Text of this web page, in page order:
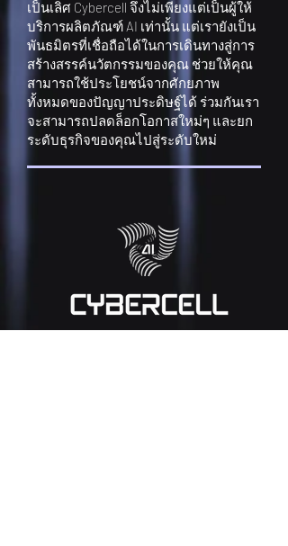
เป็นเลิศ Cybercell จึงไม่เพียงแต่เป็นผู้ให้
บริการผลิตภัณฑ์ AI เท่านั้น แต่เรายังเป็น
พันธมิตรที่เชื่อถือได้ในการเดินทางสู่การ
สร้างสรรค์นวัตกรรมของคุณ ช่วยให้คุณ
สามารถใช้ประโยชน์จากศักยภาพ
ทั้งหมดของปัญญาประดิษฐ์ได้ ร่วมกันเรา
จะสามารถปลดล็อกโอกาสใหม่ๆ และยก
ระดับธุรกิจของคุณไปสู่ระดับใหม่